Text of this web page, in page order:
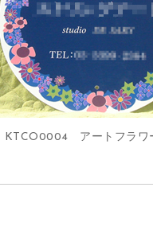
KTCO0004 アートフラワ